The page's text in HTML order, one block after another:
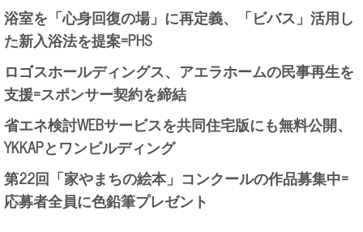
浴室を「心身回復の場」に再定義、「ビバス」活用し
た新入浴法を提案=PHS
ロゴスホールディングス、アエラホームの民事再生を
支援=スポンサー契約を締結
省エネ検討WEBサービスを共同住宅版にも無料公開、
YKKAPとワンビルディング
第22回「家やまちの絵本」コンクールの作品募集中=
応募者全員に色鉛筆プレゼント